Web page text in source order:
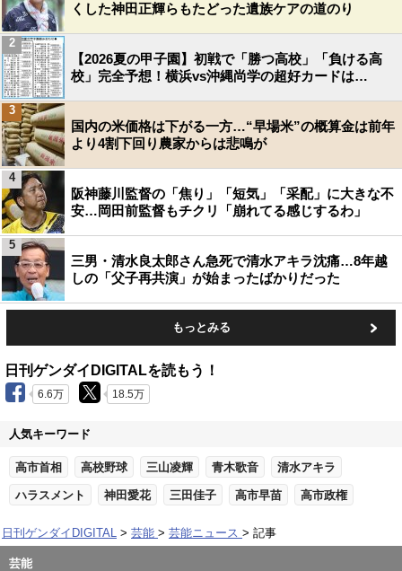
くした神田正輝らもたどった遺族ケアの道のり
【2026夏の甲子園】初戦で「勝つ高校」「負ける高
校」完全予想！横浜vs沖縄尚学の超好カードは…
2
国内の米価格は下がる一方…“早場米”の概算金は前年
より4割下回り農家からは悲鳴が
3
阪神藤川監督の「焦り」「短気」「采配」に大きな不
安…岡田前監督もチクリ「崩れてる感じするわ」
4
三男・清水良太郎さん急死で清水アキラ沈痛…8年越
しの「父子再共演」が始まったばかりだった
5
もっとみる
日刊ゲンダイDIGITALを読もう！
6.6万 18.5万
人気キーワード
高市首相 高校野球 三山凌輝 青木歌音 清水アキラ
ハラスメント 神田愛花 三田佳子 高市早苗 高市政権
日刊ゲンダイDIGITAL 芸能 芸能ニュース 記事
芸能